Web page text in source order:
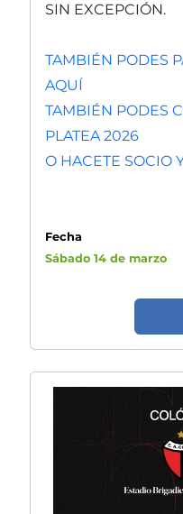
SIN EXCEPCIÓN.
TAMBIÉN PODES
AQUÍ
TAMBIÉN PODES
PLATEA 2026
O HACETE SOCIO
Fecha
Sábado 14 de marzo